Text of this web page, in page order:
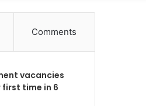
for
Comments
vacancies
first time in 6